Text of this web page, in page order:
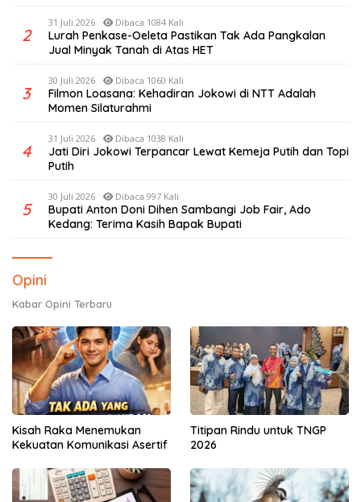
2
31 Juli 2026 Dibaca 1084 Kali
Lurah Penkase-Oeleta Pastikan Tak Ada Pangkalan
Jual Minyak Tanah di Atas HET
3
30 Juli 2026 Dibaca 1060 Kali
Filmon Loasana: Kehadiran Jokowi di NTT Adalah
Momen Silaturahmi
4
31 Juli 2026 Dibaca 1038 Kali
Jati Diri Jokowi Terpancar Lewat Kemeja Putih dan Topi
Putih
5
30 Juli 2026 Dibaca 997 Kali
Bupati Anton Doni Dihen Sambangi Job Fair, Ado
Kedang: Terima Kasih Bapak Bupati
Opini
Kabar Opini Terbaru
Kisah Raka Menemukan
Kekuatan Komunikasi Asertif
Titipan Rindu untuk TNGP
2026